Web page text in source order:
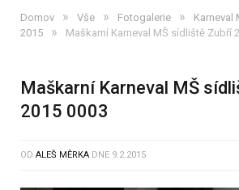
Domov » Vše » Fotogalerie »
Karneval
2015
» Maškarní Karneval MŠ sídliště Zubří
Maškarní Karneval MŠ
2015 0003
OD ALEŠ MĚRKA DNE 9.2.2015